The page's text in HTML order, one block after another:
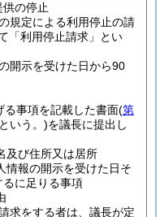
の停止
規定による利用停止の請
「利用停止請求」とい
開示を受けた日から90
る事項を記載した書面(第
いう。)を議長に提出し
及び住所又は居所
情報の開示を受けた日そ
に足りる事項
求をする者は、議長が定